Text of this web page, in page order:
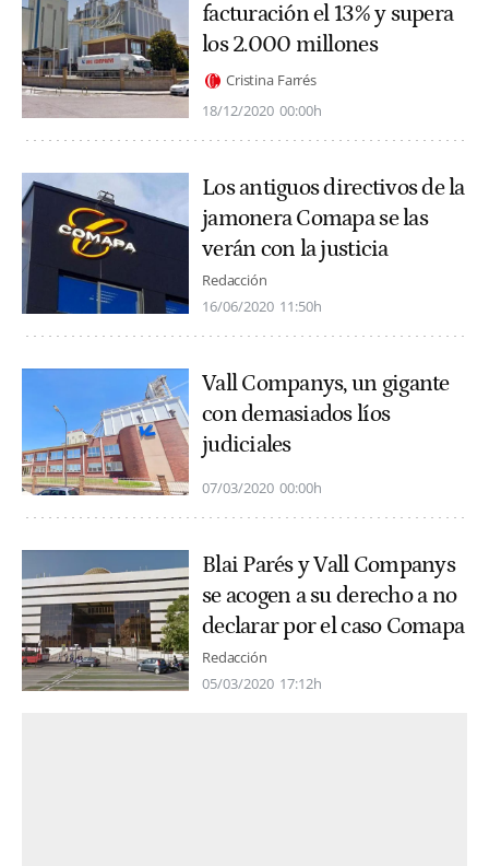
facturación el 13% y supera
los 2.000 millones
Cristina Farrés
18/12/2020 00:00h
Los antiguos directivos de la
jamonera Comapa se las
verán con la justicia
Redacción
16/06/2020 11:50h
Vall Companys, un gigante
con demasiados líos
judiciales
07/03/2020 00:00h
Blai Parés y Vall Companys
se acogen a su derecho a no
declarar por el caso Comapa
Redacción
05/03/2020 17:12h